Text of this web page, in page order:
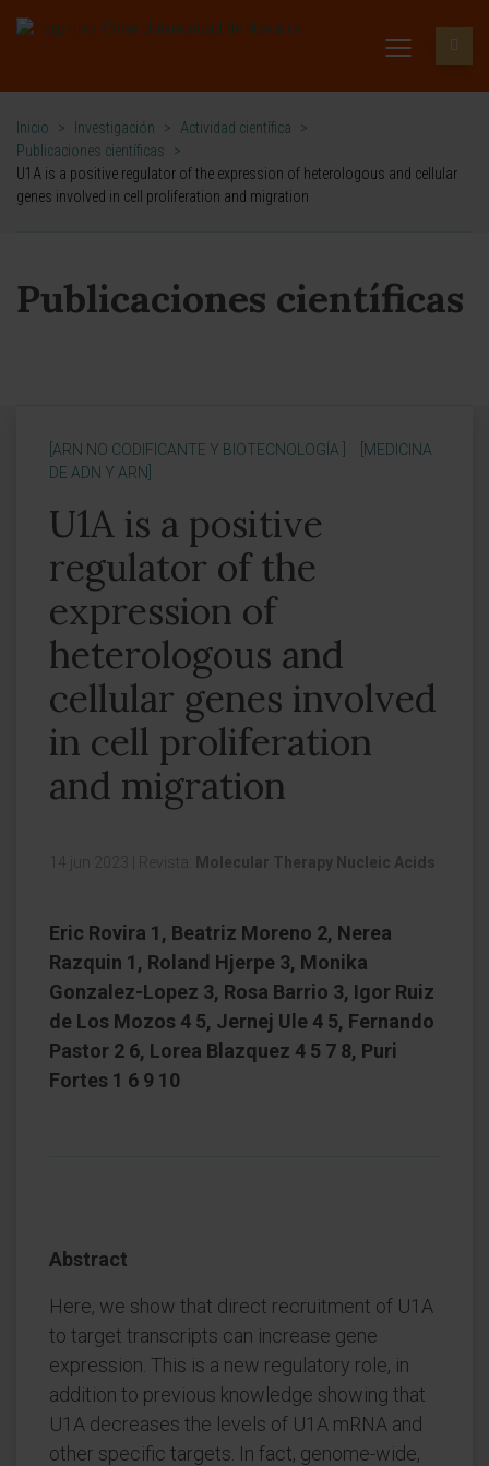
Inicio > Investigación > Actividad científica
>
Publicaciones científicas
>
U1A is a positive regulator of the expression of heterologous and cellular
genes involved in cell proliferation and migration
Publicaciones científicas
[ARN NO CODIFICANTE Y BIOTECNOLOGÍA ]
[MEDICINA
DE ADN Y ARN]
U1A is a positive
regulator of the
expression of
heterologous and
cellular genes involved
in cell proliferation
and migration
14 jun 2023 Revista: Molecular Therapy Nucleic Acids
Eric Rovira 1, Beatriz Moreno 2, Nerea
Razquin 1, Roland Hjerpe 3, Monika
Gonzalez-Lopez 3, Rosa Barrio 3, Igor Ruiz
de Los Mozos 4 5, Jernej Ule 4 5, Fernando
Pastor 2 6, Lorea Blazquez 4 5 7 8, Puri
Fortes 1 6 9 10
Abstract
Here, we show that direct recruitment of U1A
to target transcripts can increase gene
expression. This is a new regulatory role, in
addition to previous knowledge showing that
U1A decreases the levels of U1A mRNA and
other specific targets. In fact, genome-wide,